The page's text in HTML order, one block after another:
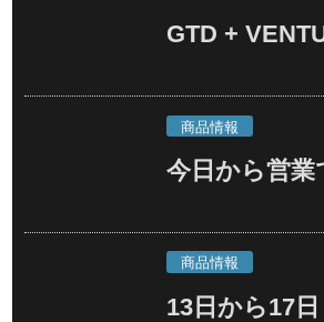
GTD +
商品情報
今日から営業
商品情報
13日から17